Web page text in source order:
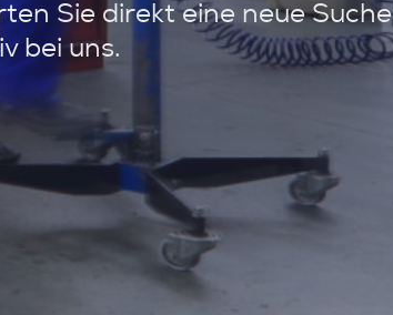
Sie direkt eine neue Suche
bei uns.